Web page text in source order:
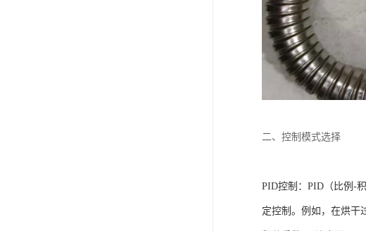
二、控制模式选择
PID控制 ：PID（比例-
定控制。例如，在烘干